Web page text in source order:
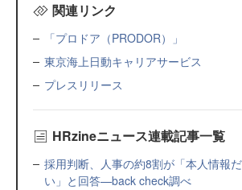
関連リンク
「プロドア（PRODOR）」
東京海上日動キャリアサービス
プレスリリース
HRzineニュース連載記事一覧
採用判断、人事の約8割が「本人情報
い」と回答—back check調べ